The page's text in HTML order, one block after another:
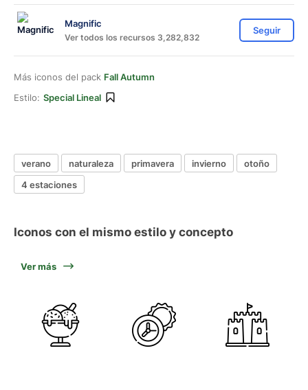
Magnific
Ver todos los recursos 3,282,832
Seguir
Más iconos del pack Fall Autumn
Estilo: Special Lineal
verano naturaleza primavera invierno
otoño
4 estaciones
Iconos con el mismo estilo y concepto
Ver más